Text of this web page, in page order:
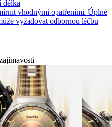
délka
vhodnými opatřeními. Úplné
vyžadovat odbornou léčbu